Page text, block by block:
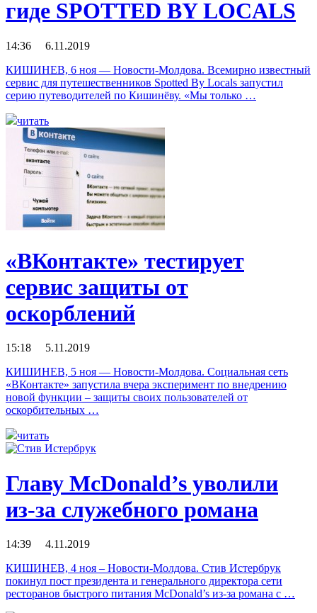
гиде SPOTTED BY LOCALS
14:36 6.11.2019
КИШИНЕВ, 6 ноя — Новости-Молдова. Всемирно известный
сервис для путешественников Spotted By Locals запустил
серию путеводителей по Кишинёву. «Мы только …
читать
«ВКонтакте» тестирует
сервис защиты от
оскорблений
15:18 5.11.2019
КИШИНЕВ, 5 ноя — Новости-Молдова. Социальная сеть
«ВКонтакте» запустила вчера эксперимент по внедрению
новой функции – защиты своих пользователей от
оскорбительных …
читать
Главу McDonald’s уволили
из-за служебного романа
14:39 4.11.2019
КИШИНЕВ, 4 ноя – Новости-Молдова. Стив Истербрук
покинул пост президента и генерального директора сети
ресторанов быстрого питания McDonald’s из-за романа с …